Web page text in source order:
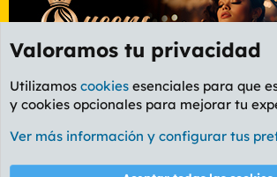
Foro Cine
Cookies
PL OLDSTYLE AMARILLO
Valoramos tu privacidad
Utilizamos cookies esenciales para que
y cookies opcionales para mejorar tu
Ver más información y configurar tus